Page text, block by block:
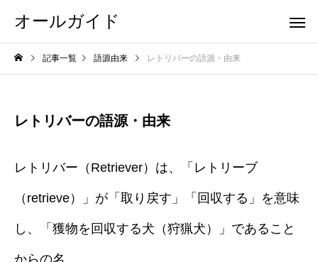
オールガイド
記事一覧 語源由来 レトリバーの語源・由来
レトリバーの語源・由来
レトリバー（Retriever）は、「レトリーブ
（retrieve）」が「取り戻す」「回収する」を意味
し、「獲物を回収する犬（狩猟犬）」であること
からの名。